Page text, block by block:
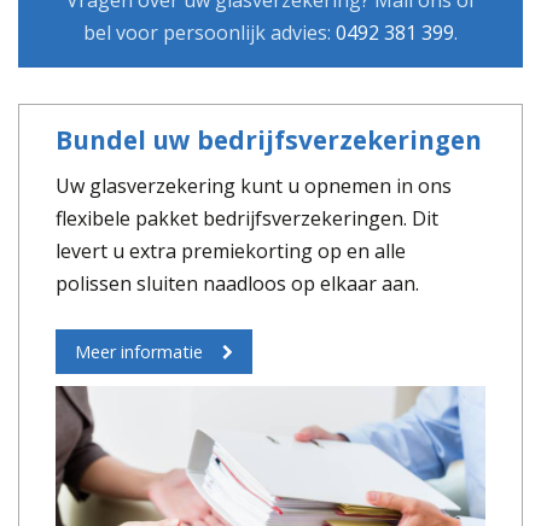
bel voor persoonlijk advies: 0492 381 399.
Bundel uw bedrijfsverzekeringen
Uw glasverzekering kunt u opnemen in ons
flexibele pakket bedrijfsverzekeringen. Dit
levert u extra premiekorting op en alle
polissen sluiten naadloos op elkaar aan.
Meer informatie